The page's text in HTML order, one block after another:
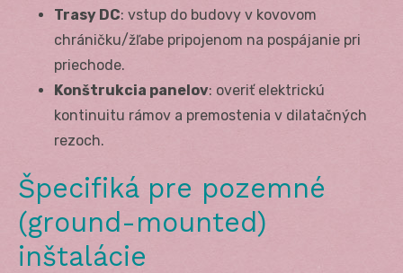
Trasy DC: vstup do budovy v kovovom
chráničku/žľabe pripojenom na pospájanie pri
priechode.
Konštrukcia panelov: overiť elektrickú
kontinuitu rámov a premostenia v dilatačných
rezoch.
Špecifiká pre pozemné
(ground-mounted)
inštalácie